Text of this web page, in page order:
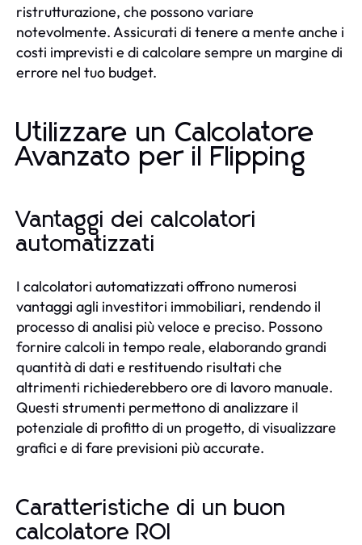
ristrutturazione, che possono variare
notevolmente. Assicurati di tenere a mente anche i
costi imprevisti e di calcolare sempre un margine di
errore nel tuo budget.
Utilizzare un Calcolatore
Avanzato per il Flipping
Vantaggi dei calcolatori
automatizzati
I calcolatori automatizzati offrono numerosi
vantaggi agli investitori immobiliari, rendendo il
processo di analisi più veloce e preciso. Possono
fornire calcoli in tempo reale, elaborando grandi
quantità di dati e restituendo risultati che
altrimenti richiederebbero ore di lavoro manuale.
Questi strumenti permettono di analizzare il
potenziale di profitto di un progetto, di visualizzare
grafici e di fare previsioni più accurate.
Caratteristiche di un buon
calcolatore ROI